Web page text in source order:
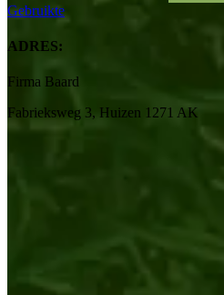
Gebruikte
ADRES:
Firma Baard
Fabrieksweg 3, Huizen 1271 AK